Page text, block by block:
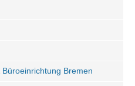
Bremen